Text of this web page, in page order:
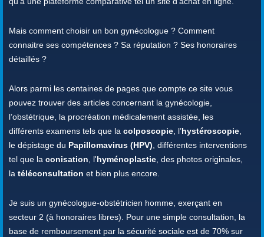
Mais comment choisir un bon gynécologue ? Comment
connaitre ses compétences ? Sa réputation ? Ses honoraires
détaillés ?
Alors parmi les centaines de pages que compte ce site vous
pouvez trouver des articles concernant la gynécologie,
l’obstétrique, la procréation médicalement assistée, les
différents examens tels que la colposcopie, l’hystéroscopie,
le dépistage du Papillomavirus (HPV), différentes interventions
tel que la conisation, l'hyménoplastie, des photos originales,
la téléconsultation et bien plus encore.
Je suis un gynécologue-obstétricien homme, exerçant en
secteur 2 (à honoraires libres). Pour une simple consultation, la
base de remboursement par la sécurité sociale est de 70% sur